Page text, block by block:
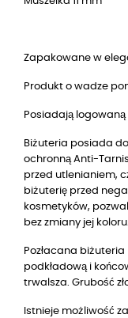
Zapakowane w
Produkt o wadze
Posiadają logowaną
Biżuteria posiada
ochronną Anti-
przed utlenianiem,
biżuterię przed
kosmetyków,
bez zmiany jej koloru.
Pozłacana
podkładową i
trwalsza. Grubość
Istnieje możliwość